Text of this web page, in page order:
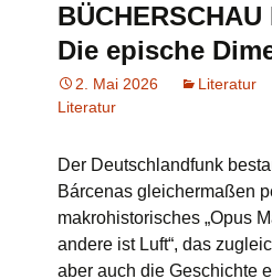
BÜCHERSCHAU
Die epische
2. Mai 2026 Literatur
Literatur
Der Deutschlandfunk
Bárcenas gleichermaßen
makrohistorisches „Opus
andere ist Luft“, das
aber auch die Geschichte